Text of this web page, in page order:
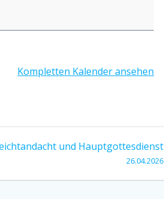
Kompletten Kalender ansehen
und Hauptgottesdienst
26.04.2026